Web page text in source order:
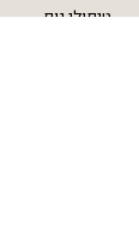
טיפולי גוף